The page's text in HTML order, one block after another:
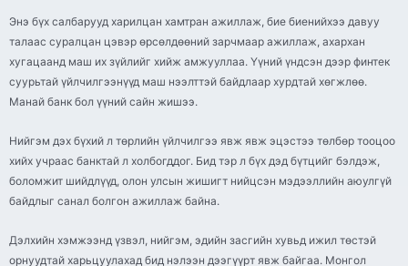
Энэ бүх салбарууд харилцан хамтран ажиллаж, бие биенийхээ давуу
талаас суралцан цэвэр өрсөлдөөний зарчмаар ажиллаж, ахархан
хугацаанд маш их зүйлийг хийж амжууллаа. Үүний үндсэн дээр финтек
суурьтай үйлчилгээнүүд маш нээлттэй байдлаар хурдтай хөгжлөө.
Манай банк бол үүний сайн жишээ.
Нийгэм дэх бүхий л төрлийн үйлчилгээ явж явж эцэстээ төлбөр тооцоо
хийх учраас банктай л холбогддог. Бид тэр л бүх дэд бүтцийг бэлдэж,
боломжит шийдлүүд, олон улсын жишигт нийцсэн мэдээллийн аюулгүй
байдлыг санал болгон ажиллаж байна.
Дэлхийн хэмжээнд үзвэл, нийгэм, эдийн засгийн хувьд ижил төстэй
орнуудтай харьцуулахад бид нэлээн дээгүүрт явж байгаа. Монгол